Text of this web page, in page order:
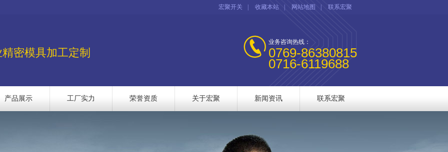
宏聚开关 收藏本站 网站地图 联系宏聚
密模具加工定制
业务咨询热线：
0769-86380815
0716-6119688
产品展示 工厂实力 荣誉资质 关于宏聚 新闻资讯 联系宏聚